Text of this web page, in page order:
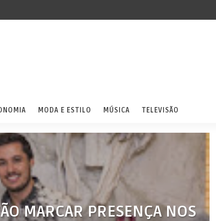
MODA E ESTILO MÚSICA TELEVISÃO
MARCAR PRESENÇA NOS